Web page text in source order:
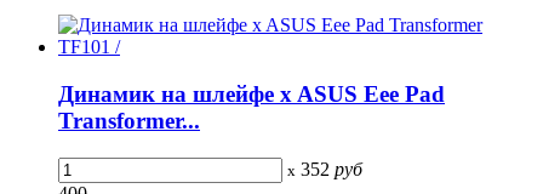
Динамик на шлейфе x ASUS Eee Pad
Transformer...
x 352 руб